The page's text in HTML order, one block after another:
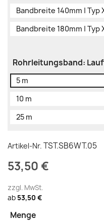
Bandbreite 140mm | Typ
Bandbreite 180mm | Typ
Rohrleitungsband:
5 m
10 m
25 m
Artikel-Nr. TST.SB6WT.05
53,50 €
zzgl. MwSt.
ab53,50 €
Menge